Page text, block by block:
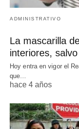
ADMINISTRATIVO
La mascarilla
interiores,
Hoy entra en vigor el
que…
hace 4 años